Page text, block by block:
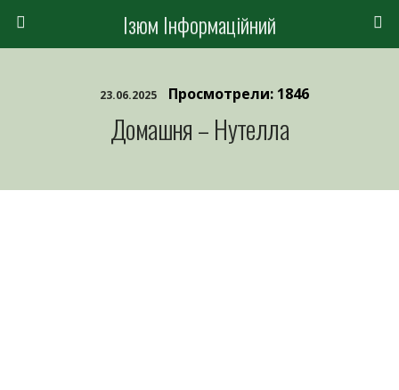
Ізюм Інформаційний
23.06.2025 Просмотрели: 1846
Домашня – Нутелла